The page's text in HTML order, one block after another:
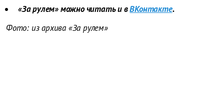
«За рулем» можно читать и вВКонтакте.
Фото: из архива «За рулем»